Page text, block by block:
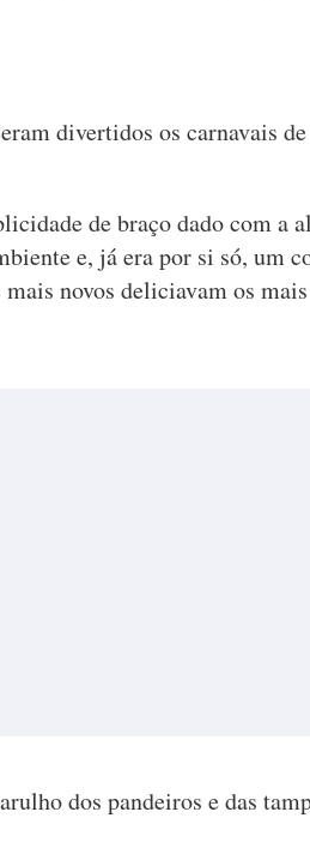
divertidos os carnavais
de braço dado com a
e, já era por si só, um
novos deliciavam os
dos pandeiros e das